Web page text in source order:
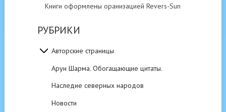
Книги оформлены оранизацией Revers-Sun
РУБРИКИ
Авторские страницы
Арун Шарма. Обогащающие цитаты.
Наследие северных народов
Новости